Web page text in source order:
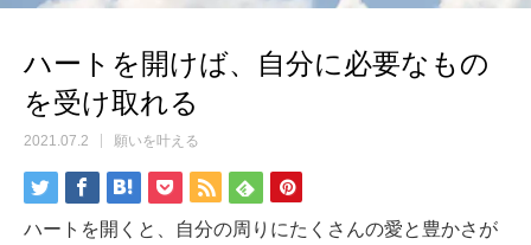
ハートを開けば、自分に必要なもの
を受け取れる
2021.07.2 願いを叶える
ハートを開くと、自分の周りにたくさんの愛と豊かさが